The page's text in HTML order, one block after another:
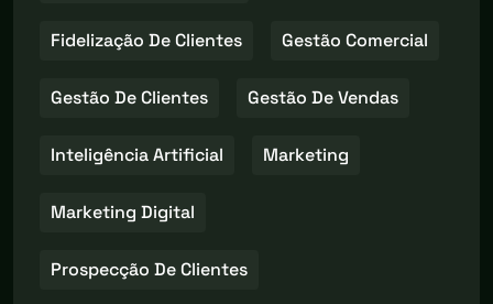
Fidelização De Clientes Gestão Comercial
Gestão De Clientes Gestão De Vendas
Inteligência Artificial Marketing
Marketing Digital
Prospecção De Clientes